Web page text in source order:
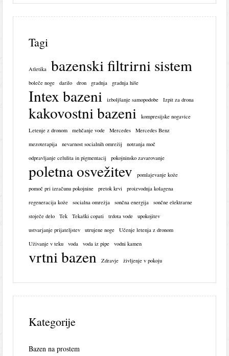
Tagi
Atletika bazenski filtrirni sistem
boleče noge darilo dron gradnja gradnja hiše
Intex bazeni izboljšanje samopodobe Izpit za drona
kakovostni bazeni
kompresijske nogavice
Letenje z dronom
mehčanje vode Mercedes
Mercedes Benz
mezoterapija
nevarnost socialnih omrežij
notranja moč
odpravljanje celulita in pigmentacij
pokojninsko zavarovanje
poletna osvežitev
pomlajevanje kože
pomoč pri izračunu pokojnine
pretok krvi
proizvodnja kolagena
regeneracija kože
socialna omrežja sončna energija
sončne elektrarne
stoječe delo
Tek Tekaški copati trdota vode
upokojitev
ustvarjanje prijateljstev
utrujene noge
Učenje letenja z dronom
Uživanje v teku
voda voda iz pipe vodni kamen
vrtni bazen Zdravje življenje v pokoju
Kategorije
Bazen na prostem